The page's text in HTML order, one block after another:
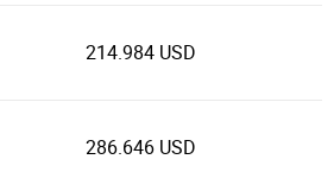
214.984 USD
286.646 USD